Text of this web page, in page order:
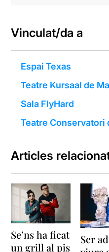
Vinculat/da a
Espai Texas
Teatre Kursaal de
Sala FlyHard
Teatre Conservatori
Articles
Se’ns ha ficat
un grill al pis
Ser